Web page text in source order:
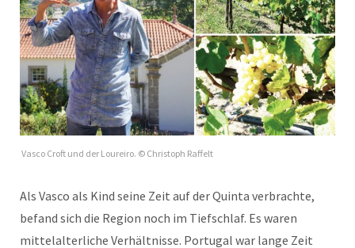
Vasco Croft und der Loureiro. © Christoph Raffelt
Als Vasco als Kind seine Zeit auf der Quinta verbrachte,
befand sich die Region noch im Tiefschlaf. Es waren
mittelalterliche Verhältnisse. Portugal war lange Zeit